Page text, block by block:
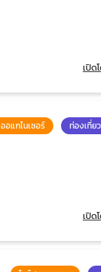
เปิด
ออแกไนเซอร์ ท่องเที่ย
เปิด